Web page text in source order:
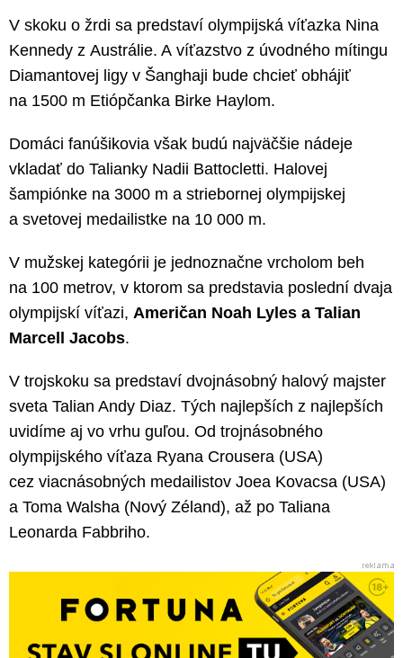
V skoku o žrdi sa predstaví olympijská víťazka Nina
Kennedy z Austrálie. A víťazstvo z úvodného mítingu
Diamantovej ligy v Šanghaji bude chcieť obhájiť
na 1500 m Etiópčanka Birke Haylom.
Domáci fanúšikovia však budú najväčšie nádeje
vkladať do Talianky Nadii Battocletti. Halovej
šampiónke na 3000 m a striebornej olympijskej
a svetovej medailistke na 10 000 m.
V mužskej kategórii je jednoznačne vrcholom beh
na 100 metrov, v ktorom sa predstavia poslední dvaja
olympijskí víťazi, Američan Noah Lyles a Talian
Marcell Jacobs.
V trojskoku sa predstaví dvojnásobný halový majster
sveta Talian Andy Diaz. Tých najlepších z najlepších
uvidíme aj vo vrhu guľou. Od trojnásobného
olympijského víťaza Ryana Crousera (USA)
cez viacnásobných medailistov Joea Kovacsa (USA)
a Toma Walsha (Nový Zéland), až po Taliana
Leonarda Fabbriho.